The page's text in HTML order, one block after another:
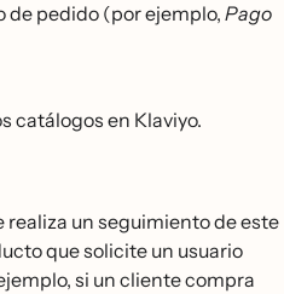
de pedido (por ejemplo, Pago
catálogos en Klaviyo.
un seguimiento de este
que solicite un usuario
si un cliente compra